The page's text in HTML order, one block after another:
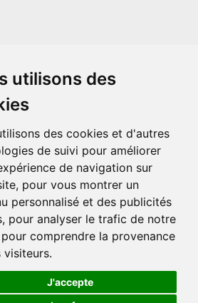
utilisons des
des cookies et d'autres
de suivi pour améliorer
de navigation sur
pour vous montrer un
personnalisé et des publicités
pour analyser le trafic de notre
comprendre la provenance
visiteurs.
J'accepte
: MonsieurPaul
et n'est en aucun cas lié de
avec The Walt Disney Company, Pixar,
dérivés ou associés. Toute demande
ou Pixar sera ignorée. Merci de votre